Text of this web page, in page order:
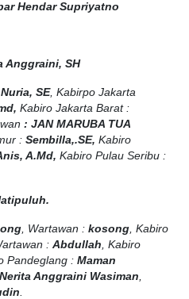
Hendar Supriyatno
Anggraini, SH
SE, Kabirpo Jakarta
Kabiro Jakarta Barat :
: JAN MARUBA TUA
: Sembilla,.SE, Kabiro
A.Md, Kabiro Pulau Seribu :
, Wartawan : kosong, Kabiro
: Abdullah, Kabiro
Pandeglang : Maman
Nerita Anggraini Wasiman,
.